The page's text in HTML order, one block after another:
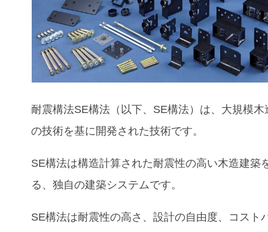
耐震構法SE構法（以下、SE構法）は、大規模木
の技術を基に開発された技術です。
SE構法は構造計算された耐震性の高い木造建築
る、独自の建築システムです。
SE構法は耐震性の高さ、設計の自由度、コスト